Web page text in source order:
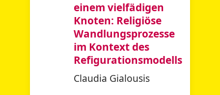
einem vielfädigen
Knoten: Religiöse
Wandlungsprozesse
im Kontext des
Refigurationsmodells
Claudia Gialousis